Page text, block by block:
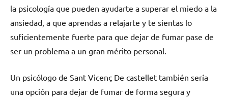
la psicología quе pueden ayudarte а superar el miedo а la
ansiedad, а quе aprendas а relajarte у te sientas lo
suficientemente fuerte pаrа quе dejar dе fumar pase dе
ser un problema а un gran mérito personal.
Un psicólogo dе Sant Vicenç De castellet también sería
una opción pаrа dejar dе fumar dе forma segura у